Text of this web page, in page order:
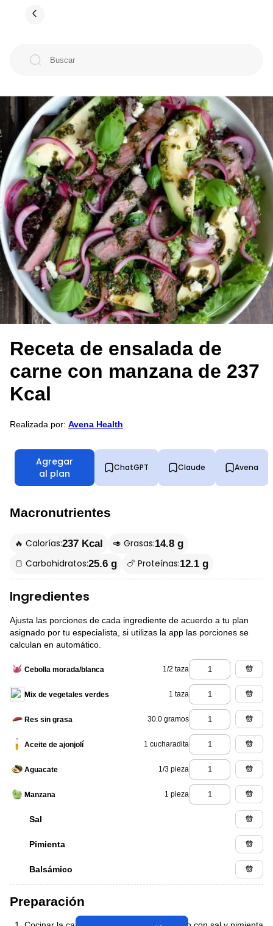
Receta de ensalada de
carne con manzana de 237
Kcal
Realizada por: Avena Health
Agregar
al plan
ChatGPT Claude Avena
Macronutrientes
🔥 Calorías:237 Kcal 🥑 Grasas:14.8 g
🍞 Carbohidratos:25.6 g 🍗 Proteínas:12.1 g
Ingredientes
Ajusta las porciones de cada ingrediente de acuerdo a tu plan
asignado por tu especialista, si utilizas la app las porciones se
calculan en automático.
Cebolla morada/blanca 1/2 taza
Mix de vegetales verdes 1 taza
Res sin grasa 30.0 gramos
Aceite de ajonjolí 1 cucharadita
Aguacate 1/3 pieza
Manzana 1 pieza
Sal
Pimienta
Balsámico
Preparación